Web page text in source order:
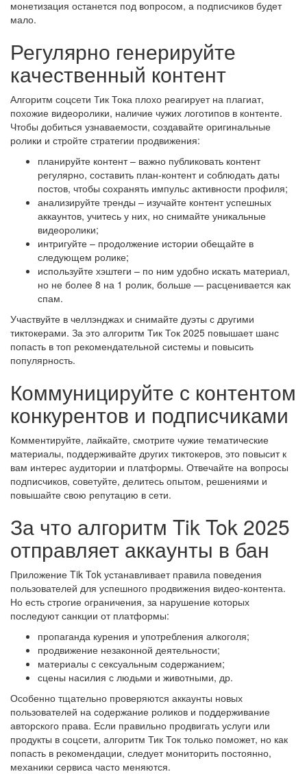
монетизация останется под вопросом, а подписчиков будет
мало.
Регулярно генерируйте
качественный контент
Алгоритм соцсети Тик Тока плохо реагирует на плагиат,
похожие видеоролики, наличие чужих логотипов в контенте.
Чтобы добиться узнаваемости, создавайте оригинальные
ролики и стройте стратегии продвижения:
планируйте контент – важно публиковать контент
регулярно, составить план-контент и соблюдать даты
постов, чтобы сохранять импульс активности профиля;
анализируйте тренды – изучайте контент успешных
аккаунтов, учитесь у них, но снимайте уникальные
видеоролики;
интригуйте – продолжение истории обещайте в
следующем ролике;
используйте хэштеги – по ним удобно искать материал,
но не более 8 на 1 ролик, больше — расценивается как
спам.
Участвуйте в челлэнджах и снимайте дуэты с другими
тиктокерами. За это алгоритм Тик Ток 2025 повышает шанс
попасть в топ рекомендательной системы и повысить
популярность.
Коммуницируйте с контентом
конкурентов и подписчиками
Комментируйте, лайкайте, смотрите чужие тематические
материалы, поддерживайте других тиктокеров, это повысит к
вам интерес аудитории и платформы. Отвечайте на вопросы
подписчиков, советуйте, делитесь опытом, решениями и
повышайте свою репутацию в сети.
За что алгоритм Tik Tok 2025
отправляет аккаунты в бан
Приложение Tik Tok устанавливает правила поведения
пользователей для успешного продвижения видео-контента.
Но есть строгие ограничения, за нарушение которых
последуют санкции от платформы:
пропаганда курения и употребления алкоголя;
продвижение незаконной деятельности;
материалы с сексуальным содержанием;
сцены насилия с людьми и животными, др.
Особенно тщательно проверяются аккаунты новых
пользователей на содержание роликов и поддерживание
авторского права. Если правильно продвигать услуги или
продукты в соцсети, алгоритм Тик Ток только поможет, но как
попасть в рекомендации, следует мониторить постоянно,
механики сервиса часто меняются.